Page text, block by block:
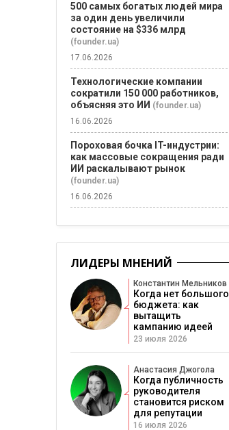
500 самых богатых людей мира
за один день увеличили
состояние на $336 млрд
(founder.ua)
17.06.2026
Технологические компании
сократили 150 000 работников,
объясняя это ИИ (founder.ua)
16.06.2026
Пороховая бочка IT-индустрии:
как массовые сокращения ради
ИИ раскалывают рынок
(founder.ua)
16.06.2026
ЛИДЕРЫ МНЕНИЙ
Константин Мельников
Когда нет большого
бюджета: как
вытащить
кампанию идеей
23 июля 2026
Анастасия Джогола
Когда публичность
руководителя
становится риском
для репутации
16 июля 2026